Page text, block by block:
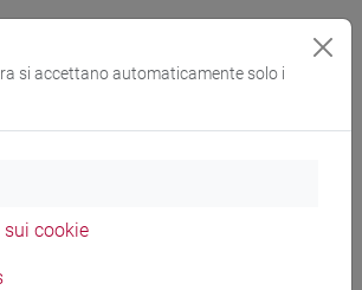
di laurea
si accettano automaticamente solo i
cookie